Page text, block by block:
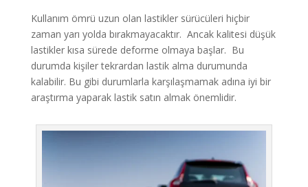
Kullanım ömrü uzun olan lastikler sürücüleri hiçbir
zaman yarı yolda bırakmayacaktır. Ancak kalitesi düşük
lastikler kısa sürede deforme olmaya başlar. Bu
durumda kişiler tekrardan lastik alma durumunda
kalabilir. Bu gibi durumlarla karşılaşmamak adına iyi bir
araştırma yaparak lastik satın almak önemlidir.